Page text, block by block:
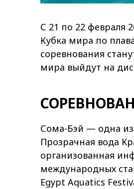
С 21 по 22 февраля
Кубка мира по
соревнования
мира выйдут на
Сома-Бэй — одна из
Прозрачная вода
организованная
международных
Egypt Aquatics